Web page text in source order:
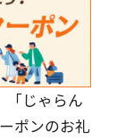
「じゃらん
ポンのお礼